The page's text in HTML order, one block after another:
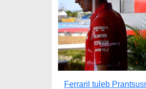
Ferraril tuleb